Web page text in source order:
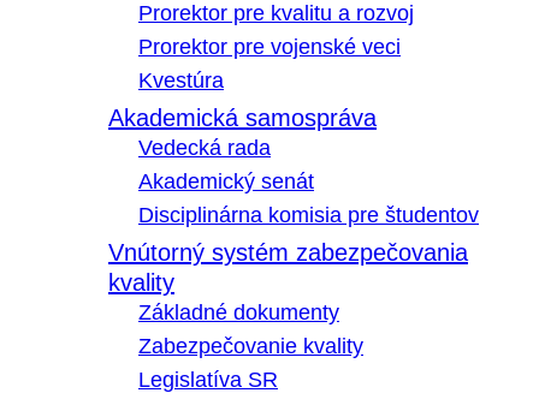
Prorektor pre kvalitu a rozvoj
Prorektor pre vojenské veci
Kvestúra
Akademická samospráva
Vedecká rada
Akademický senát
Disciplinárna komisia pre študentov
Vnútorný systém zabezpečovania
kvality
Základné dokumenty
Zabezpečovanie kvality
Legislatíva SR